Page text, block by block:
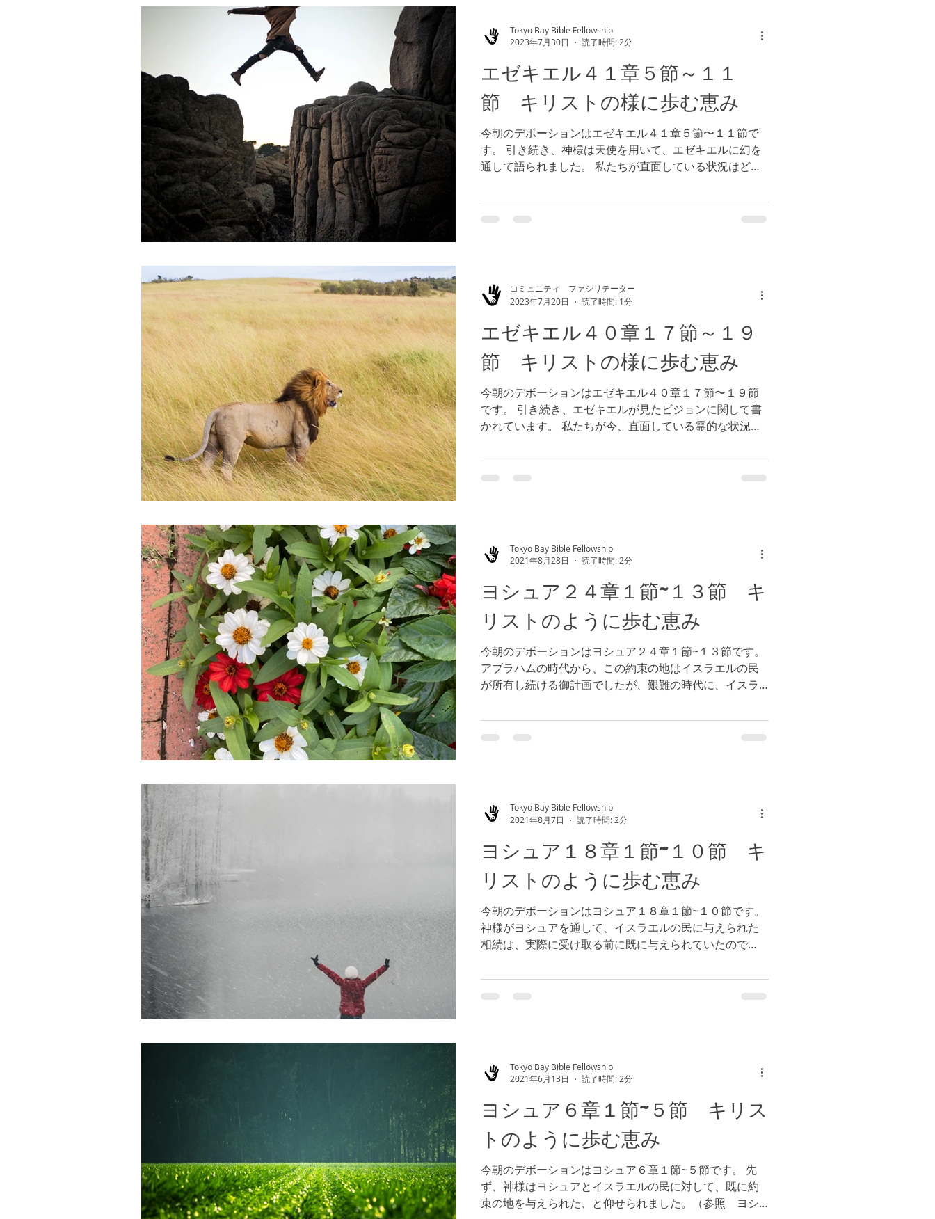
エゼキエル４１章５節～１１
節 キリストの様に歩む恵み
今朝のデボーションはエゼキエル４１章５節〜１１節で
す。 引き続き、神様は天使を用いて、エゼキエルに幻を
通して語られました。 私たちが直面している状況はどの
ば、私たちは今、どの局面に置かれているでしょうか。...
Tokyo Bay Bible Fellowship
2023年7月30日
読了時間: 2分
エゼキエル４０章１７節～１９
節 キリストの様に歩む恵み
今朝のデボーションはエゼキエル４０章１７節〜１９節
です。 引き続き、エゼキエルが見たビジョンに関して書
かれています。 私たちが今、直面している霊的な状況は
地の方が、遥かに多くの戦いがありました。...
コミュニティ ファシリテーター
2023年7月20日
読了時間: 1分
ヨシュア２４章１節~１３節 キ
リストのように歩む恵み
今朝のデボーションはヨシュア２４章１節~１３節です。
アブラハムの時代から、この約束の地はイスラエルの民
が所有し続ける御計画でしたが、艱難の時代に、イスラ
何とかしようと頑張りましたが、そこでイスラエルの民
を助けたのが、イスラ...
Tokyo Bay Bible Fellowship
2021年8月28日
読了時間: 2分
ヨシュア１８章１節~１０節 キ
リストのように歩む恵み
今朝のデボーションはヨシュア１８章１節~１０節です。
神様がヨシュアを通して、イスラエルの民に与えられた
相続は、実際に受け取る前に既に与えられていたので
の地に、実際に足を踏み入れて、敵を追い払い、実際に
相続として受け取ること...
Tokyo Bay Bible Fellowship
2021年8月7日
読了時間: 2分
ヨシュア６章１節~５節 キリス
トのように歩む恵み
今朝のデボーションはヨシュア６章１節~５節です。 先
ず、神様はヨシュアとイスラエルの民に対して、既に約
束の地を与えられた、と仰せられました。（参照 ヨシ
Tokyo Bay Bible Fellowship
2021年6月13日
読了時間: 2分